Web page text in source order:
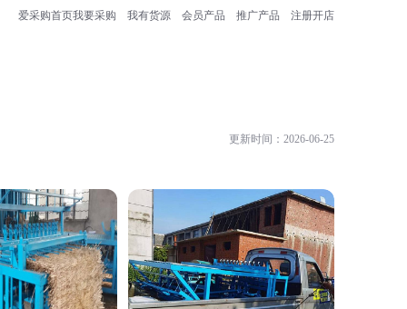
爱采购首页我要采购 我有货源 会员产品 推广产品 注册开店
更新时间：2026-06-25